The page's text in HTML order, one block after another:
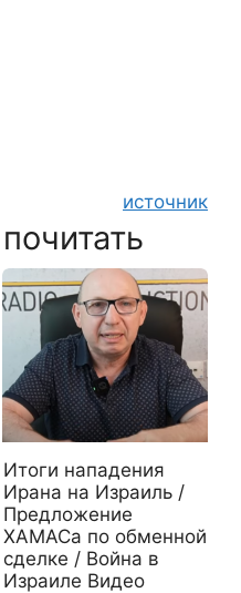
источник
Итоги нападения
Ирана на Израиль /
Предложение
ХАМАСа по обменной
сделке / Война в
Израиле Видео